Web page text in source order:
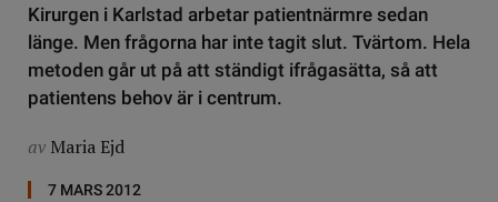
Kirurgen i Karlstad arbetar patientnärmre sedan
länge. Men frågorna har inte tagit slut. Tvärtom. Hela
metoden går ut på att ständigt ifrågasätta, så att
patientens behov är i centrum.
av Maria Ejd
7 MARS 2012